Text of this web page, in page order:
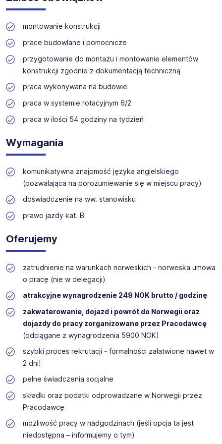
Oferujemy szeroki wybór stanowisk w branżach
technicznych, produkcyjnych i budowlanych. Nasz zespół
zapewnia wsparcie na każdym etapie rekrutacji.
osób, niezależnie od ich tożsamości płciowej, w tym
użytych oznaczeń jest przypadkowa, nie stanowi
kandydatów ani na przebieg i wynik procesu
rekrutacyjnego. Proces rekrutacji prowadzony jest z
poszanowaniem zasady równego traktowania i
niedyskryminacji.
montowanie konstrukcji
prace budowlane i pomocnicze
przygotowanie do montażu i montowanie elementów
konstrukcji zgodnie z dokumentacją techniczną
praca wykonywana na budowie
praca w systemie rotacyjnym 6/2
praca w ilości 54 godziny na tydzień
Wymagania
komunikatywna znajomość języka angielskiego
(pozwalająca na porozumiewanie się w miejscu pracy)
doświadczenie na ww. stanowisku
prawo jazdy kat. B
Oferujemy
zatrudnienie na warunkach norweskich - norweska umowa
o pracę (nie w delegacji)
atrakcyjne wynagrodzenie 249 NOK brutto / godzinę
zakwaterowanie, dojazd i powrót do Norwegii oraz
dojazdy do pracy zorganizowane przez Pracodawcę
(odciągane z wynagrodzenia 5900 NOK)
szybki proces rekrutacji - formalności załatwione nawet w
2 dni!
pełne świadczenia socjalne
składki oraz podatki odprowadzane w Norwegii przez
Pracodawcę
możliwość pracy w nadgodzinach (jeśli opcja ta jest
niedostępna – informujemy o tym)